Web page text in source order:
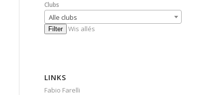
Clubs
Alle clubs
Filter Wis allés
LINKS
Fabio Farelli